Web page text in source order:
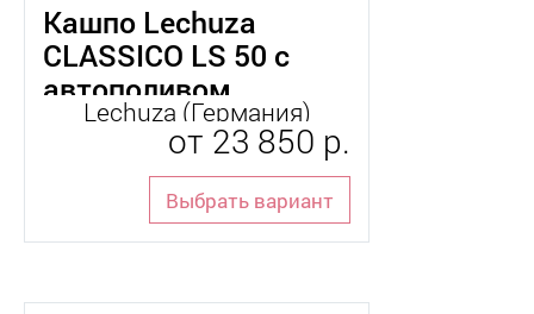
Кашпо Lechuza
CLASSICO LS 50 с
автополивом
Lechuza (Германия)
от 23 850 р.
Выбрать вариант